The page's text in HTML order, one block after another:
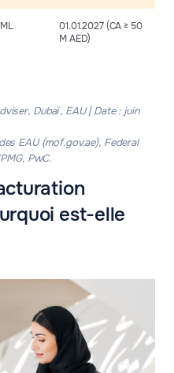
01.01.2027 (CA ≥ 50
M AED)
Dubaï, EAU | Date : juin
EAU (mof.gov.ae), Federal
PwC.
est-elle